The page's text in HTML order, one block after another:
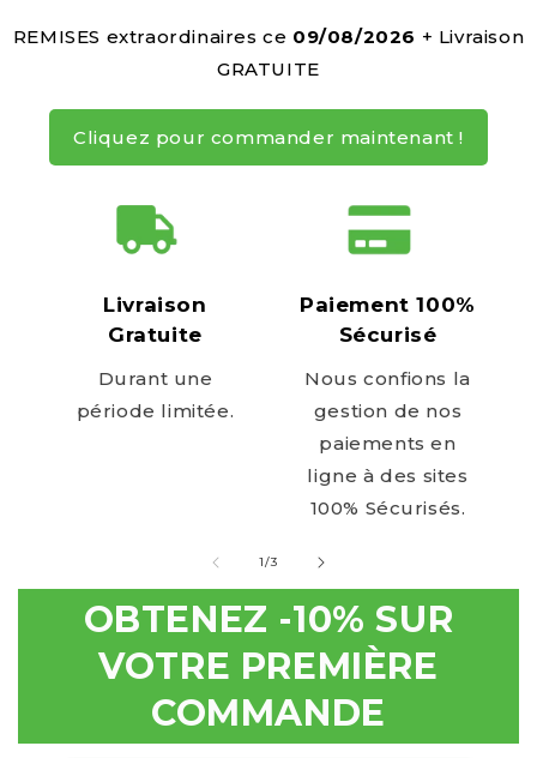
REMISES extraordinaires ce 09/08/2026 + Livraison
GRATUITE
Cliquez pour commander maintenant !
Livraison
Gratuite
Durant une
période limitée.
Paiement 100%
Sécurisé
Nous confions la
gestion de nos
paiements en
ligne à des sites
100% Sécurisés.
1/de
3
OBTENEZ -10% SUR
VOTRE PREMIÈRE
COMMANDE